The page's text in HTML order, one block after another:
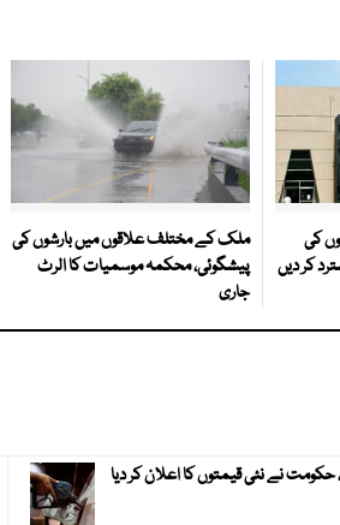
کی
کر دیں
ملک کے مختلف علاقوں میں بارشوں کی
پیشگوئی، محکمہ موسمیات کا الرٹ
جاری
حکومت نے نئی قیمتوں کا اعلان کر دیا